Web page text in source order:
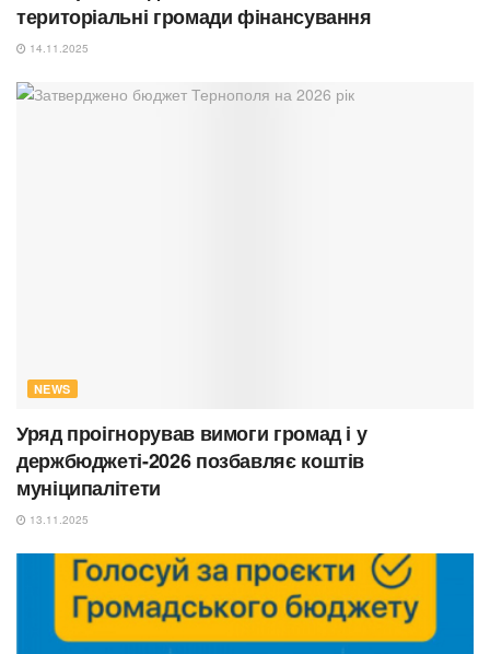
територіальні громади фінансування
14.11.2025
NEWS
Уряд проігнорував вимоги громад і у
держбюджеті-2026 позбавляє коштів
муніципалітети
13.11.2025